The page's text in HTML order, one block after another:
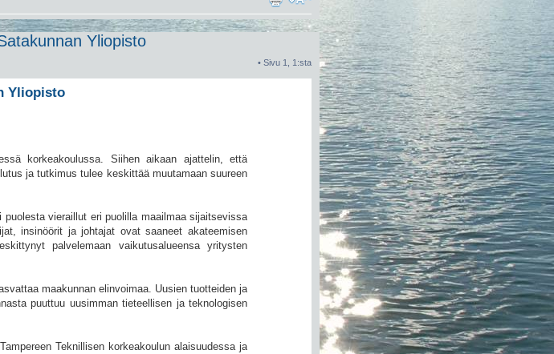
Yliopisto
• Sivu 1 1 :sta
Yliopisto
korkeakoulussa. Siihen aikaan ajattelin, että
ja tutkimus tulee keskittää muutamaan suureen
vieraillut eri puolilla maailmaa sijaitsevissa
insinöörit ja johtajat ovat saaneet akateemisen
palvelemaan vaikutusalueensa yritysten
maakunnan elinvoimaa. Uusien tuotteiden ja
puuttuu uusimman tieteellisen ja teknologisen
Teknillisen korkeakoulun alaisuudessa ja